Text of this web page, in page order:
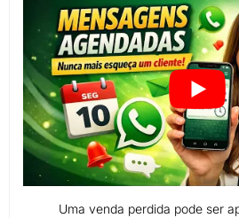
Uma venda perdida pode ser